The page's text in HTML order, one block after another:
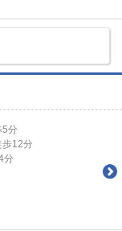
5分
歩12分
分